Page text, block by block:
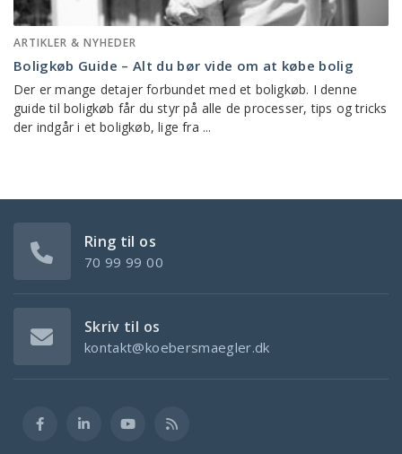
ARTIKLER & NYHEDER
Boligkøb Guide – Alt du bør vide om at købe bolig
Der er mange detajer forbundet med et boligkøb. I denne
guide til boligkøb får du styr på alle de processer, tips og tricks
der indgår i et boligkøb, lige fra ...
Ring til os
70 99 99 00
Skriv til os
kontakt@koebersmaegler.dk